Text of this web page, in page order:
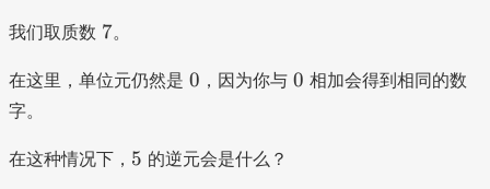
我们取质数 7
7。
在这里，单位元仍然是 0
0 ，因为你与 0
0 相加会得到相同的数
字。
在这种情况下， 5
5 的逆元会是什么？